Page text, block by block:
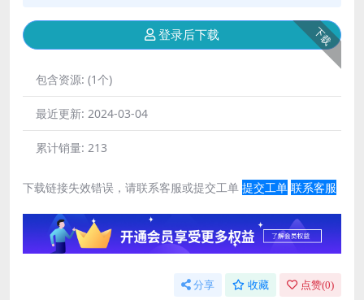
下载
登录后下载
包含资源: (1个)
最近更新: 2024-03-04
累计销量: 213
下载链接失效错误，请联系客服或提交工单 提交工单 联系客服
分享 收藏 点赞(0)